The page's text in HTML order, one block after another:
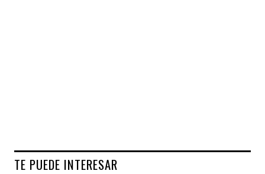
TE PUEDE INTERESAR